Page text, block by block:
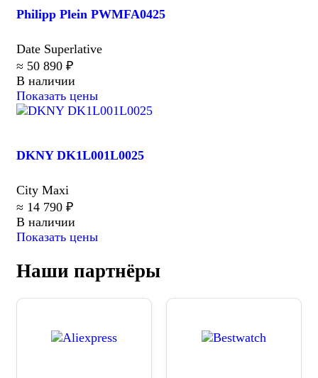
Philipp Plein PWMFA0425
Date Superlative
≈ 50 890 ₽
В наличии
Показать цены
DKNY DK1L001L0025
City Maxi
≈ 14 790 ₽
В наличии
Показать цены
Наши партнёры